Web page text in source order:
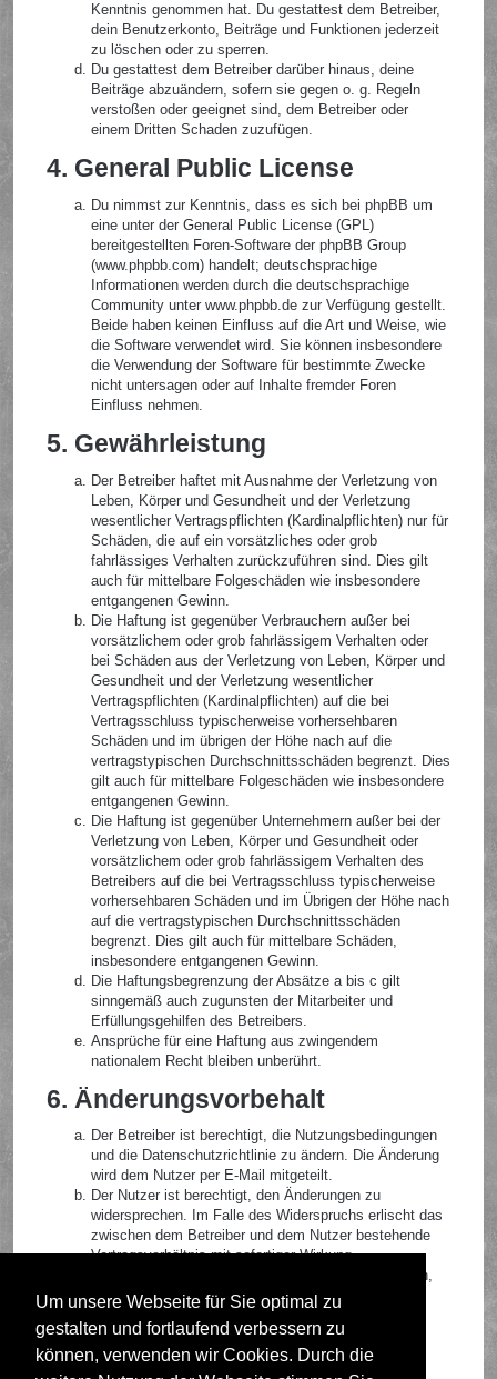
Um unsere Webseite für Sie optimal zu
gestalten und fortlaufend verbessern zu
können, verwenden wir Cookies. Durch die
Kenntnis genommen hat. Du gestattest dem Betreiber,
dein Benutzerkonto, Beiträge und Funktionen jederzeit
zu löschen oder zu sperren.
Du gestattest dem Betreiber darüber hinaus, deine
Beiträge abzuändern, sofern sie gegen o. g. Regeln
verstoßen oder geeignet sind, dem Betreiber oder
einem Dritten Schaden zuzufügen.
4. General Public License
Du nimmst zur Kenntnis, dass es sich bei phpBB um
eine unter der General Public License (GPL)
bereitgestellten Foren-Software der phpBB Group
(www.phpbb.com) handelt; deutschsprachige
Informationen werden durch die deutschsprachige
Community unter www.phpbb.de zur Verfügung gestellt.
Beide haben keinen Einfluss auf die Art und Weise, wie
die Software verwendet wird. Sie können insbesondere
die Verwendung der Software für bestimmte Zwecke
nicht untersagen oder auf Inhalte fremder Foren
Einfluss nehmen.
5. Gewährleistung
Der Betreiber haftet mit Ausnahme der Verletzung von
Leben, Körper und Gesundheit und der Verletzung
wesentlicher Vertragspflichten (Kardinalpflichten) nur für
Schäden, die auf ein vorsätzliches oder grob
fahrlässiges Verhalten zurückzuführen sind. Dies gilt
auch für mittelbare Folgeschäden wie insbesondere
entgangenen Gewinn.
Die Haftung ist gegenüber Verbrauchern außer bei
vorsätzlichem oder grob fahrlässigem Verhalten oder
bei Schäden aus der Verletzung von Leben, Körper und
Gesundheit und der Verletzung wesentlicher
Vertragspflichten (Kardinalpflichten) auf die bei
Vertragsschluss typischerweise vorhersehbaren
Schäden und im übrigen der Höhe nach auf die
vertragstypischen Durchschnittsschäden begrenzt. Dies
gilt auch für mittelbare Folgeschäden wie insbesondere
entgangenen Gewinn.
Die Haftung ist gegenüber Unternehmern außer bei der
Verletzung von Leben, Körper und Gesundheit oder
vorsätzlichem oder grob fahrlässigem Verhalten des
Betreibers auf die bei Vertragsschluss typischerweise
vorhersehbaren Schäden und im Übrigen der Höhe nach
auf die vertragstypischen Durchschnittsschäden
begrenzt. Dies gilt auch für mittelbare Schäden,
insbesondere entgangenen Gewinn.
Die Haftungsbegrenzung der Absätze a bis c gilt
sinngemäß auch zugunsten der Mitarbeiter und
Erfüllungsgehilfen des Betreibers.
Ansprüche für eine Haftung aus zwingendem
nationalem Recht bleiben unberührt.
6. Änderungsvorbehalt
Der Betreiber ist berechtigt, die Nutzungsbedingungen
und die Datenschutzrichtlinie zu ändern. Die Änderung
wird dem Nutzer per E-Mail mitgeteilt.
Der Nutzer ist berechtigt, den Änderungen zu
widersprechen. Im Falle des Widerspruchs erlischt das
zwischen dem Betreiber und dem Nutzer bestehende
Vertragsverhältnis mit sofortiger Wirkung.
Die Änderungen gelten als anerkannt und verbindlich,
wenn der Nutzer den Änderungen zugestimmt hat.
Informationen über den Umgang mit deinen persönlichen
Daten sind in der Datenschutzrichtlinie enthalten.